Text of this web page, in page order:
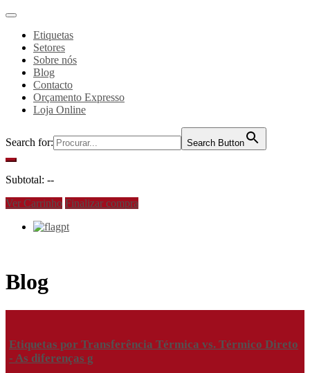
Etiquetas
Setores
Sobre nós
Blog
Contacto
Orçamento Expresso
Loja Online
Search for: Search Button
Subtotal: --
Ver Carrinho Finalizar compra
pt
Blog
Etiquetas por Transferência Térmica vs. Térmico Direto
- As diferenças g